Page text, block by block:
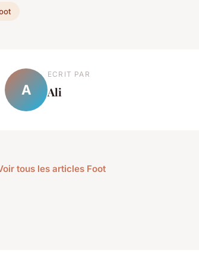
A
ECRIT PAR
Ali
tous les articles Foot